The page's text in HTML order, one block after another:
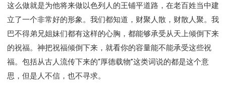
这么做就是为他将来做以色列人的王铺平道路，在老百姓当中建
立了一个非常好的形象。我们都知道，财聚人散，财散人聚。我
巴不得弟兄姐妹们都有这样的心胸，都能够承受从天上倾倒下来
的祝福。神把祝福倾倒下来，就看你的容量能不能承受这些祝
福。包括从古人流传下来的“厚德载物”这类词说的都是这个意
思，但是人不信，也不寻求。